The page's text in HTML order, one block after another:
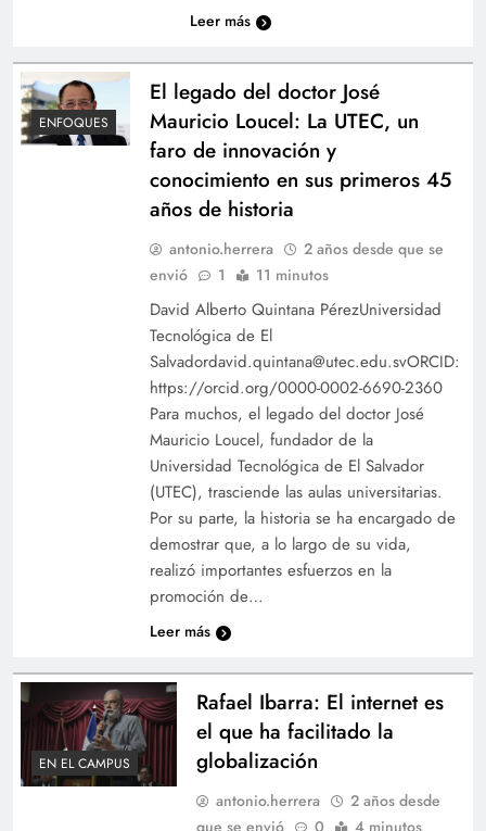
Leer más
ENFOQUES
El legado del doctor José
Mauricio Loucel: La UTEC, un
faro de innovación y
conocimiento en sus primeros 45
años de historia
antonio.herrera
2 años desde que se
envió
1 11 minutos
David Alberto Quintana PérezUniversidad
Tecnológica de El
Salvadordavid.quintana@utec.edu.svORCID:
https://orcid.org/0000-0002-6690-2360
Para muchos, el legado del doctor José
Mauricio Loucel, fundador de la
Universidad Tecnológica de El Salvador
(UTEC), trasciende las aulas universitarias.
Por su parte, la historia se ha encargado de
demostrar que, a lo largo de su vida,
realizó importantes esfuerzos en la
promoción de…
Leer más
EN EL CAMPUS
Rafael Ibarra: El internet es
el que ha facilitado la
globalización
antonio.herrera
2 años desde